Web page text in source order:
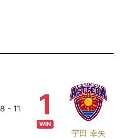
8 - 11
宇田 幸矢
1
WIN